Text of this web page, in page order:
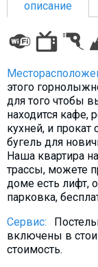
описание
этого
для того чтобы
находится кафе,
кухней, и прокат
бугель для
Наша квартира
трассы, можете
доме есть лифт,
парковка,
Сервис:
включены в
стоимость.
Отели
%
Казбеги
Другое
ГРУЗИЯ